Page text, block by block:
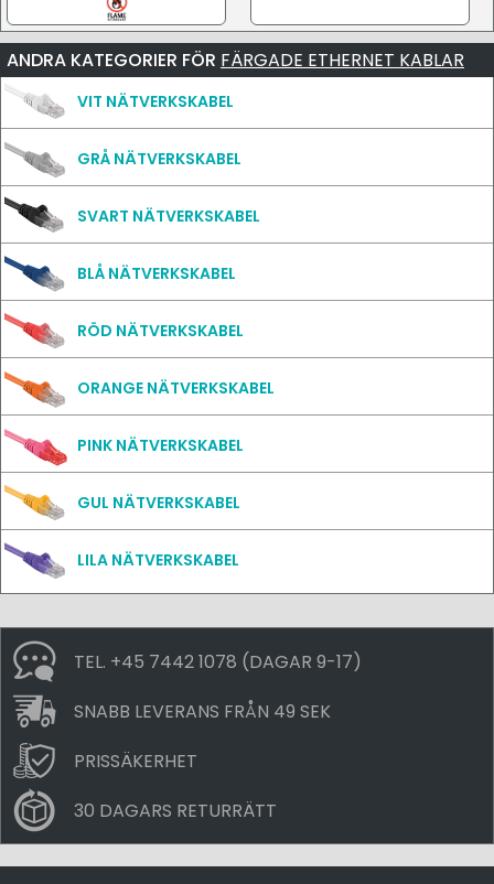
ANDRA KATEGORIER FÖR FÄRGADE ETHERNET KABLAR
VIT NÄTVERKSKABEL
GRÅ NÄTVERKSKABEL
SVART NÄTVERKSKABEL
BLÅ NÄTVERKSKABEL
RÖD NÄTVERKSKABEL
ORANGE NÄTVERKSKABEL
PINK NÄTVERKSKABEL
GUL NÄTVERKSKABEL
LILA NÄTVERKSKABEL
TEL. +45 7442 1078 (DAGAR 9-17)
SNABB LEVERANS FRÅN 49 SEK
PRISSÄKERHET
30 DAGARS RETURRÄTT